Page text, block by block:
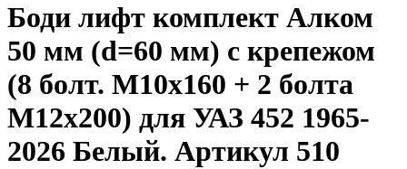
Боди лифт комплект Алком
50 мм (d=60 мм) с крепежом
(8 болт. М10х160 + 2 болта
М12х200) для УАЗ 452 1965-
2026 Белый. Артикул 510